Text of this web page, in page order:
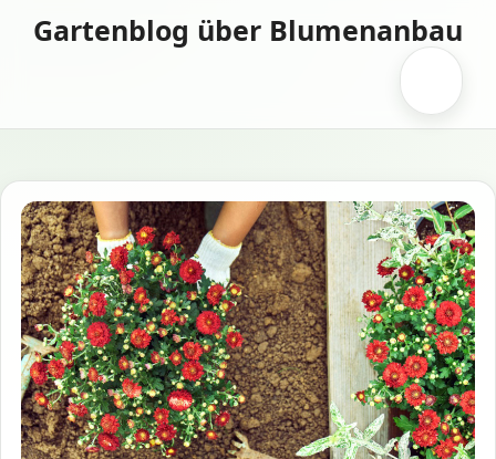
InhaltGartenblog über Blumenanbau